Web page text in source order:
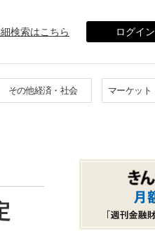
検索はこちら ログイン
その他経済・社会 マーケット